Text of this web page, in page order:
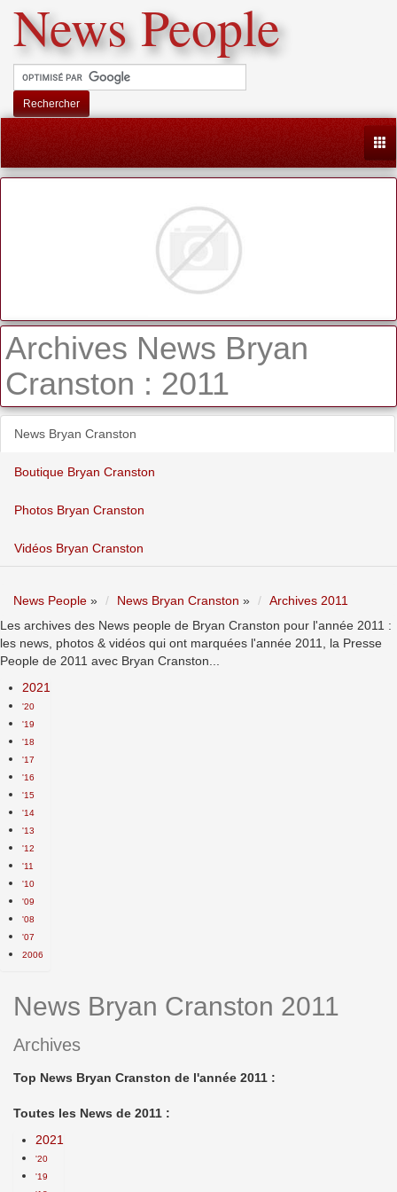
News People
Rechercher
Archives News Bryan
Cranston : 2011
News Bryan Cranston
Boutique Bryan Cranston
Photos Bryan Cranston
Vidéos Bryan Cranston
News People » News Bryan Cranston »
Archives 2011
Les archives des News people de Bryan Cranston pour l'année 2011 :
les news, photos & vidéos qui ont marquées l'année 2011, la Presse
People de 2011 avec Bryan Cranston...
2021
'20
'19
'18
'17
'16
'15
'14
'13
'12
'11
'10
'09
'08
'07
2006
News Bryan Cranston 2011
Archives
Top News Bryan Cranston de l'année 2011 :
Toutes les News de 2011 :
2021
'20
'19